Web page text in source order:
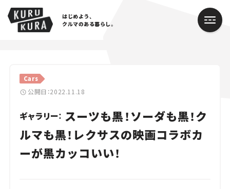
はじめよう、
クルマのある暮らし。
Cars
公開日：2022.11.18
ギャラリー： スーツも黒！ソーダも黒！ク
ルマも黒！レクサスの映画コラボカ
ーが黒カッコいい！
Cars
Lifestyle
Traffic
Special